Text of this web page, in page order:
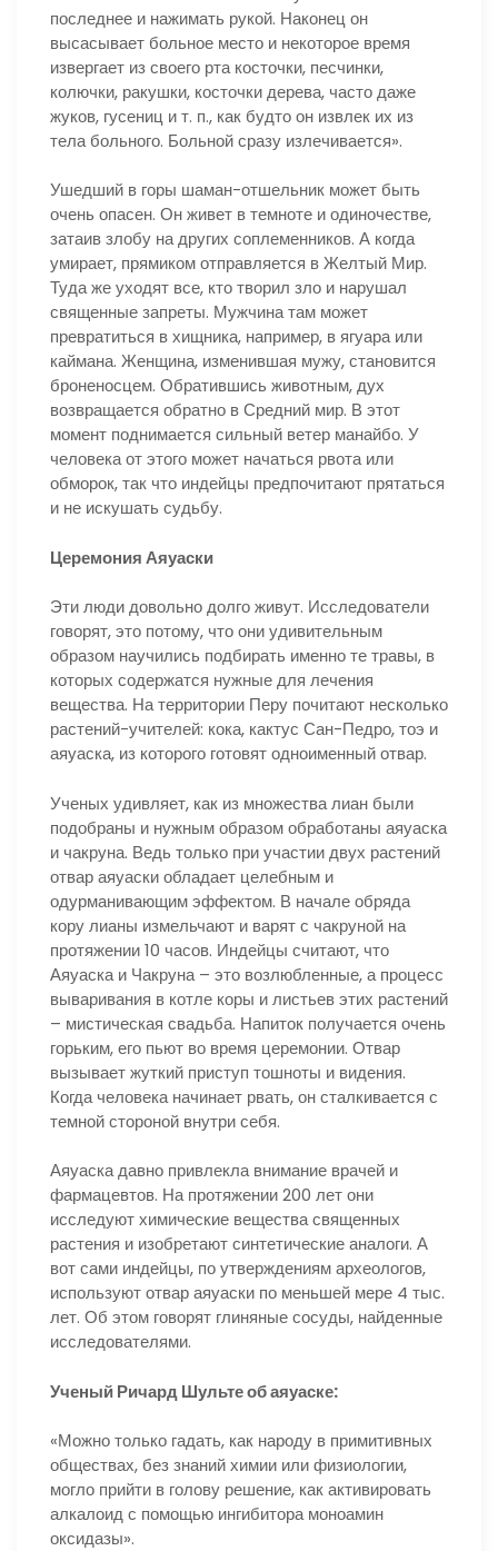
последнее и нажимать рукой. Наконец он
высасывает больное место и некоторое время
извергает из своего рта косточки, песчинки,
колючки, ракушки, косточки дерева, часто даже
жуков, гусениц и т. п., как будто он извлек их из
тела больного. Больной сразу излечивается».
Ушедший в горы шаман-отшельник может быть
очень опасен. Он живет в темноте и одиночестве,
затаив злобу на других соплеменников. А когда
умирает, прямиком отправляется в Желтый Мир.
Туда же уходят все, кто творил зло и нарушал
священные запреты. Мужчина там может
превратиться в хищника, например, в ягуара или
каймана. Женщина, изменившая мужу, становится
броненосцем. Обратившись животным, дух
возвращается обратно в Средний мир. В этот
момент поднимается сильный ветер манайбо. У
человека от этого может начаться рвота или
обморок, так что индейцы предпочитают прятаться
и не искушать судьбу.
Церемония Аяуаски
Эти люди довольно долго живут. Исследователи
говорят, это потому, что они удивительным
образом научились подбирать именно те травы, в
которых содержатся нужные для лечения
вещества. На территории Перу почитают несколько
растений-учителей: кока, кактус Сан-Педро, тоэ и
аяуаска, из которого готовят одноименный отвар.
Ученых удивляет, как из множества лиан были
подобраны и нужным образом обработаны аяуаска
и чакруна. Ведь только при участии двух растений
отвар аяуаски обладает целебным и
одурманивающим эффектом. В начале обряда
кору лианы измельчают и варят с чакруной на
протяжении 10 часов. Индейцы считают, что
Аяуаска и Чакруна – это возлюбленные, а процесс
вываривания в котле коры и листьев этих растений
– мистическая свадьба. Напиток получается очень
горьким, его пьют во время церемонии. Отвар
вызывает жуткий приступ тошноты и видения.
Когда человека начинает рвать, он сталкивается с
темной стороной внутри себя.
Аяуаска давно привлекла внимание врачей и
фармацевтов. На протяжении 200 лет они
исследуют химические вещества священных
растения и изобретают синтетические аналоги. А
вот сами индейцы, по утверждениям археологов,
используют отвар аяуаски по меньшей мере 4 тыс.
лет. Об этом говорят глиняные сосуды, найденные
исследователями.
Ученый Ричард Шульте об аяуаске:
«Можно только гадать, как народу в примитивных
обществах, без знаний химии или физиологии,
могло прийти в голову решение, как активировать
алкалоид с помощью ингибитора моноамин
оксидазы».